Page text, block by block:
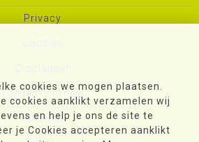
cookies we mogen plaatsen.
cookies aanklikt verzamelen wij
en help je ons de site te
je Cookies accepteren aanklikt
Privacy
Toegankelijkheid
Sitemap